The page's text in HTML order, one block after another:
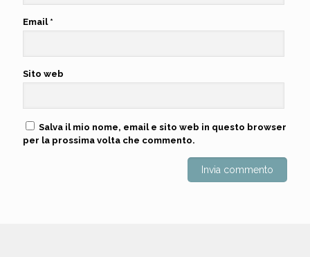
Email *
Sito web
Salva il mio nome, email e sito web in questo browser
per la prossima volta che commento.